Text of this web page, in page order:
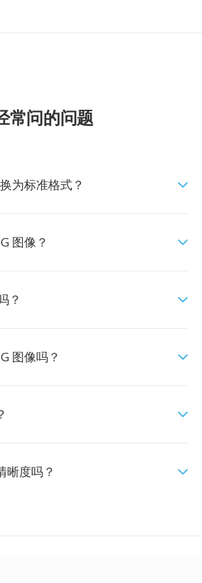
常问的问题
为标准格式？
图像？
？
图像吗？
晰度吗？